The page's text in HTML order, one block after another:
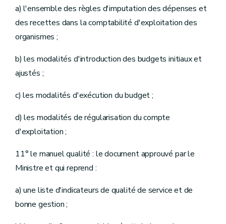
a) l'ensemble des règles d'imputation des dépenses et
des recettes dans la comptabilité d'exploitation des
organismes ;
b) les modalités d'introduction des budgets initiaux et
ajustés ;
c) les modalités d'exécution du budget ;
d) les modalités de régularisation du compte
d'exploitation ;
11° le manuel qualité : le document approuvé par le
Ministre et qui reprend :
a) une liste d'indicateurs de qualité de service et de
bonne gestion ;